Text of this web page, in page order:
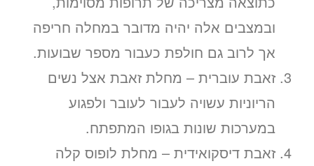
ובמצבים אלה יהיה מדובר במחלה חריפה
אך לרוב גם חולפת כעבור מספר שבועות.
זאבת עוברית – מחלת זאבת אצל נשים
הריוניות עשויה לעבור לעובר ולפגוע
במערכות שונות בגופו המתפתח.
זאבת דיסקואידית – מחלת לופוס קלה